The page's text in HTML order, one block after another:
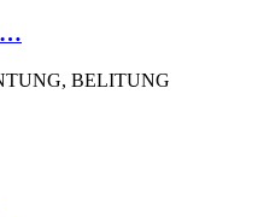
BELITUNG